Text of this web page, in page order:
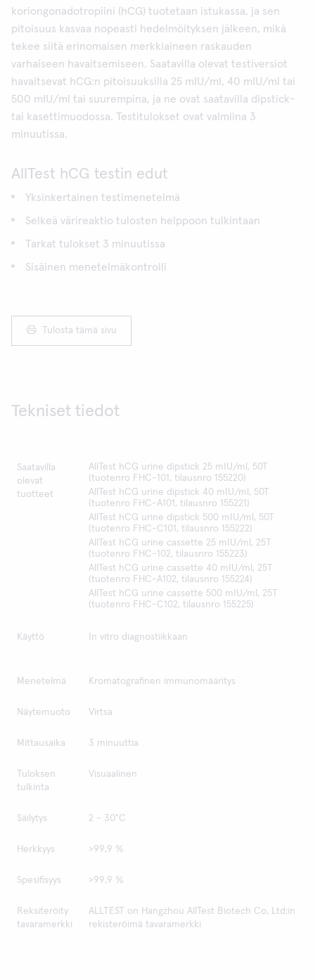
koriongonadotropiini (hCG) tuotetaan istukassa, ja sen
pitoisuus kasvaa nopeasti hedelmöityksen jälkeen, mikä
tekee siitä erinomaisen merkkiaineen raskauden
varhaiseen havaitsemiseen. Saatavilla olevat testiversiot
havaitsevat hCG:n pitoisuuksilla 25 mIU/ml, 40 mIU/ml tai
500 mIU/ml tai suurempina, ja ne ovat saatavilla dipstick-
tai kasettimuodossa. Testitulokset ovat valmiina 3
minuutissa.
AllTest hCG testin edut
Yksinkertainen testimenetelmä
Selkeä värireaktio tulosten helppoon tulkintaan
Tarkat tulokset 3 minuutissa
Sisäinen menetelmäkontrolli
Tulosta tämä sivu
Tekniset tiedot
Saatavilla
olevat
tuotteet
AllTest hCG urine dipstick 25 mIU/ml, 50T
(tuotenro FHC-101, tilausnro 155220)
AllTest hCG urine dipstick 40 mIU/ml, 50T
(tuotenro FHC-A101, tilausnro 155221)
AllTest hCG urine dipstick 500 mIU/ml, 50T
(tuotenro FHC-C101, tilausnro 155222)
AllTest hCG urine cassette 25 mIU/ml, 25T
(tuotenro FHC-102, tilausnro 155223)
AllTest hCG urine cassette 40 mIU/ml, 25T
(tuotenro FHC-A102, tilausnro 155224)
AllTest hCG urine cassette 500 mIU/ml, 25T
(tuotenro FHC-C102, tilausnro 155225)
Käyttö In vitro diagnostiikkaan
Menetelmä Kromatografinen immunomääritys
Näytemuoto Virtsa
Mittausaika 3 minuuttia
Tuloksen
tulkinta
Visuaalinen
Säilytys 2 - 30°C
Herkkyys >99,9 %
Spesifisyys >99,9 %
Reksiteröity
tavaramerkki
ALLTEST on Hangzhou AllTest Biotech Co, Ltd:in
rekisteröimä tavaramerkki